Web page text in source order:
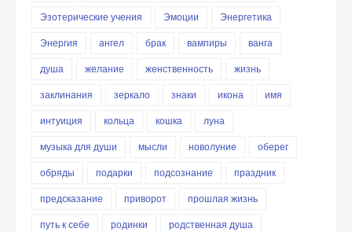
Эзотерические учения
Эмоции
Энергетика
Энергия
ангел брак вампиры
ванга
душа
желание женственность
жизнь
заклинания
зеркало знаки икона
имя
интуиция
кольца кошка
луна
музыка для души
мысли новолуние
оберег
обряды
подарки подсознание
праздник
предсказание
приворот
прошлая жизнь
путь к себе
родинки
родственная душа